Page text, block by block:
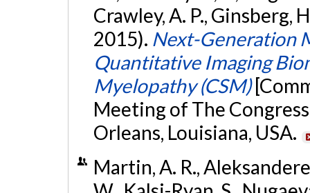
Crawley, A. P., Ginsberg,
2015). Next-Generation
Quantitative Imaging
Myelopathy (CSM)
Meeting of The
Orleans, Louisiana, USA.
Martin, A. R.,